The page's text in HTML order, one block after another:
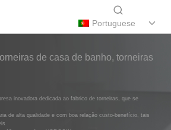
Portuguese
de casa de banho, torneiras
inovadora dedicada ao fabrico de torneiras, que se
de alta qualidade e com boa relação custo-benefício, tais